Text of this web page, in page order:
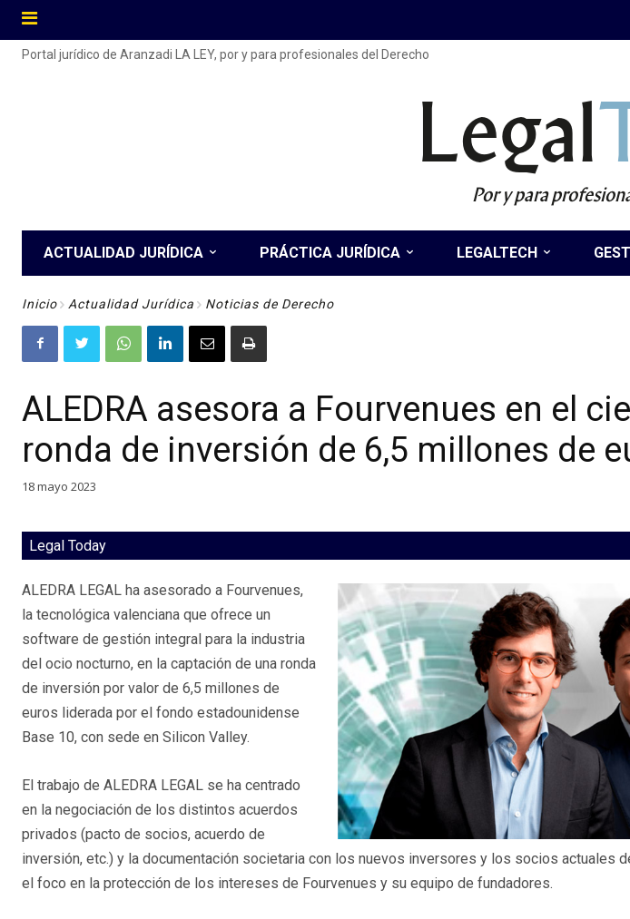
Portal jurídico de Aranzadi LA LEY, por y para profesionales del Derecho
Legal
Por y para
ACTUALIDAD JURÍDICA PRÁCTICA JURÍDICA LEGALTECH
Inicio Actualidad Jurídica Noticias de Derecho
ALEDRA asesora a Fourvenues en el
ronda de inversión de 6,5 millones de
18 mayo 2023
Legal Today
ALEDRA LEGAL ha asesorado a Fourvenues,
la tecnológica valenciana que ofrece un
software de gestión integral para la industria
del ocio nocturno, en la captación de una ronda
de inversión por valor de 6,5 millones de
euros liderada por el fondo estadounidense
Base 10, con sede en Silicon Valley.
El trabajo de ALEDRA LEGAL se ha centrado
en la negociación de los distintos acuerdos
privados (pacto de socios, acuerdo de
inversión, etc.) y la documentación societaria con los nuevos inversores y los socios actuales
el foco en la protección de los intereses de Fourvenues y su equipo de fundadores.